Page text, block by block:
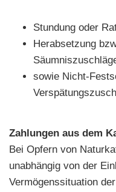
Stundung oder
Herabsetzung
sowie Nicht-
Zahlungen aus dem
Bei Opfern von
unabhängig von der
Vermögenssituation